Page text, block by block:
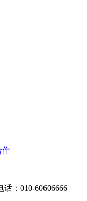
作
：010-60606666